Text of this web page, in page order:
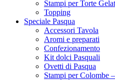
Stampi per Torte
Topping
Speciale Pasqua
Accessori Tavola
Aromi e preparati
Confezionamento
Kit dolci Pasquali
Ovetti di Pasqua
Stampi per Colombe